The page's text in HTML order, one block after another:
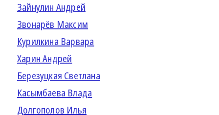
Зайнулин Андрей
Звонарёв Максим
Курилкина Варвара
Харин Андрей
Березуцкая Светлана
Касымбаева Влада
Долгополов Илья